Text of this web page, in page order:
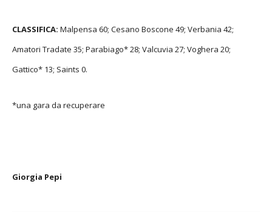
CLASSIFICA: Malpensa 60; Cesano Boscone 49; Verbania 42;
Amatori Tradate 35; Parabiago* 28; Valcuvia 27; Voghera 20;
Gattico* 13; Saints 0.
*una gara da recuperare
Giorgia Pepi